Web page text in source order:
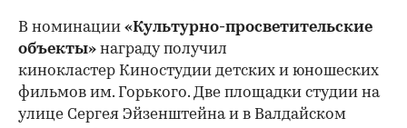
В номинации «Культурно-просветительские
объекты» награду получил
кинокластер Киностудии детских и юношеских
фильмов им. Горького. Две площадки студии на
улице Сергея Эйзенштейна и в Валдайском